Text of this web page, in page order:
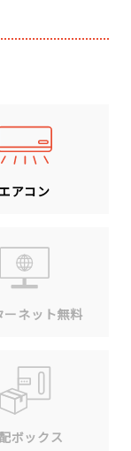
アコン
ーネット無料
ボックス